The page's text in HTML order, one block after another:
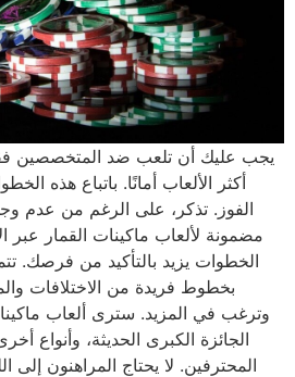
يجب عليك أن تلعب ضد المتخصصين
أكثر الألعاب أمانًا. باتباع هذه
الفوز. تذكر، على الرغم من عدم
مضمونة لألعاب ماكينات القمار عبر
الخطوات يزيد بالتأكيد من فرصك.
بخطوط فريدة من الاختلافات
وترغب في المزيد. سترى ألعاب
الجائزة الكبرى الحديثة، وأنواع